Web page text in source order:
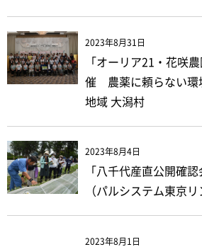
2023年8月31日
「オーリア21・花咲
催 農薬に頼らない環
地域 大潟村
2023年8月4日
「八千代産直公開確
（パルシステム東京リ
2023年8月1日